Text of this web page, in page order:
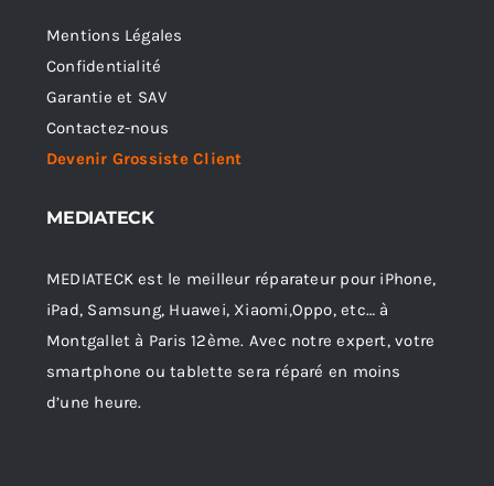
Mentions Légales
Confidentialité
Garantie et SAV
Contactez-nous
Devenir Grossiste Client
MEDIATECK
MEDIATECK est le meilleur réparateur pour iPhone,
iPad, Samsung, Huawei, Xiaomi,Oppo, etc… à
Montgallet à Paris 12ème. Avec notre expert, votre
smartphone ou tablette sera réparé en moins
d’une heure.